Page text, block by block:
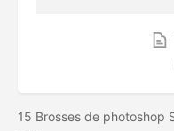
15 Brosses de photoshop